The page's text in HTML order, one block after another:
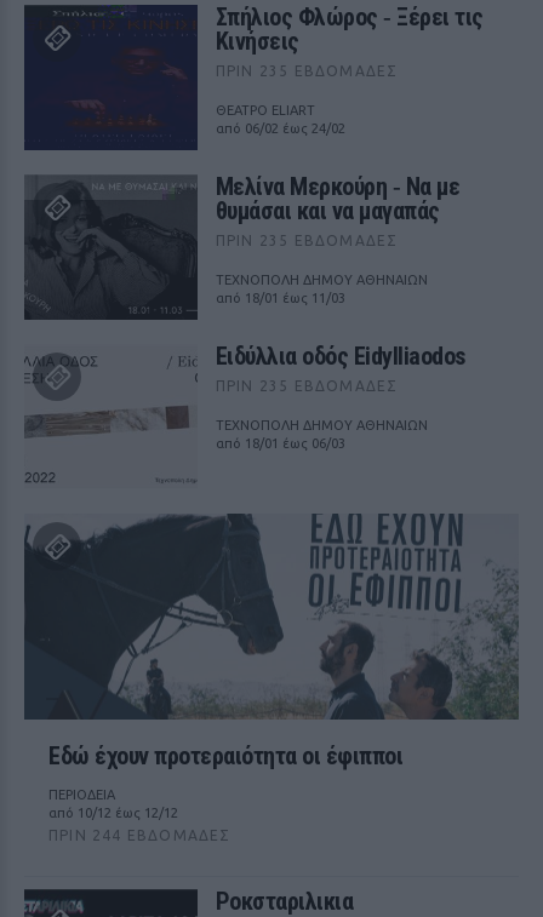
Σπήλιος Φλώρος ‑ Ξέρει τις
Κινήσεις
ΠΡΙΝ 235 ΕΒΔΟΜΆΔΕΣ
ΘΕΑΤΡΟ ELIART
από 06/02 έως 24/02
Μελίνα Μερκούρη ‑ Να με
θυμάσαι και να μαγαπάς
ΠΡΙΝ 235 ΕΒΔΟΜΆΔΕΣ
ΤΕΧΝΟΠΟΛΗ ΔΗΜΟΥ ΑΘΗΝΑΙΩΝ
από 18/01 έως 11/03
Ειδύλλια οδός Eidylliaodos
ΠΡΙΝ 235 ΕΒΔΟΜΆΔΕΣ
ΤΕΧΝΟΠΟΛΗ ΔΗΜΟΥ ΑΘΗΝΑΙΩΝ
από 18/01 έως 06/03
Εδώ έχουν προτεραιότητα οι έφιπποι
ΠΕΡΙΟΔΕΙΑ
από 10/12 έως 12/12
ΠΡΙΝ 244 ΕΒΔΟΜΆΔΕΣ
Ροκσταριλικια